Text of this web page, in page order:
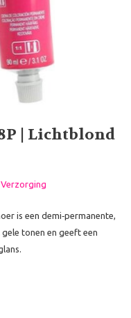
| Lichtblond
is een demi‑permanente,
tonen en geeft een